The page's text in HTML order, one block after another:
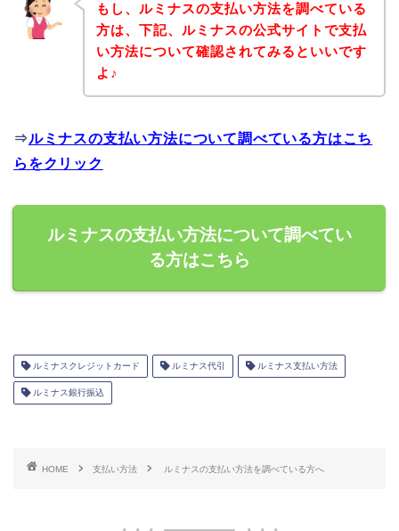
もし、ルミナスの支払い方法を調べている
方は、下記、ルミナスの公式サイトで支払
い方法について確認されてみるといいです
よ♪
⇒ルミナスの支払い方法について調べている方はこち
らをクリック
ルミナスの支払い方法について調べてい
る方はこちら
ルミナスクレジットカード ルミナス代引 ルミナス支払い方法
ルミナス銀行振込
HOME 支払い方法 ルミナスの支払い方法を調べている方へ